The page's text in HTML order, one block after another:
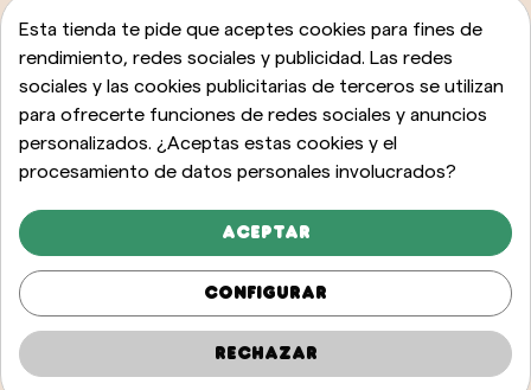
Esta tienda te pide que aceptes cookies para fines de
rendimiento, redes sociales y publicidad. Las redes
sociales y las cookies publicitarias de terceros se utilizan
para ofrecerte funciones de redes sociales y anuncios
personalizados. ¿Aceptas estas cookies y el
procesamiento de datos personales involucrados?
Aceptar
Configurar
Rechazar